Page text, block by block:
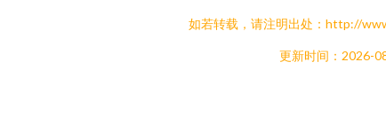
如若转载，请注明出处：http://
更新时间：2026-